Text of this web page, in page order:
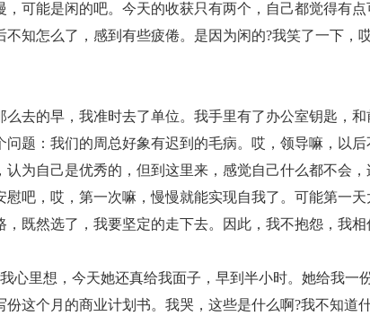
，可能是闲的吧。今天的收获只有两个，自己都觉得有
不知怎么了，感到有些疲倦。是因为闲的?我笑了一下，
么去的早，我准时去了单位。我手里有了办公室钥匙，
问题：我们的周总好象有迟到的毛病。哎，领导嘛，以
认为自己是优秀的，但到这里来，感觉自己什么都不会
慰吧，哎，第一次嘛，慢慢就能实现自我了。可能第一
，既然选了，我要坚定的走下去。因此，我不抱怨，我相
心里想，今天她还真给我面子，早到半小时。她给我一
这个月的商业计划书。我哭，这些是什么啊?我不知道